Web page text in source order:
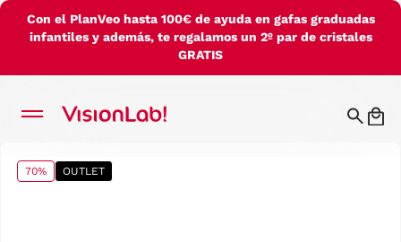
Con el PlanVeo hasta 100€ de ayuda en gafas graduadas
infantiles y además, te regalamos un 2º par de cristales
GRATIS
70% OUTLET